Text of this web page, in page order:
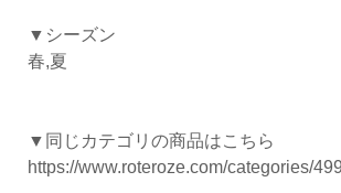
▼シーズン
春,夏
▼同じカテゴリの商品はこちら
https://www.roteroze.com/categories/